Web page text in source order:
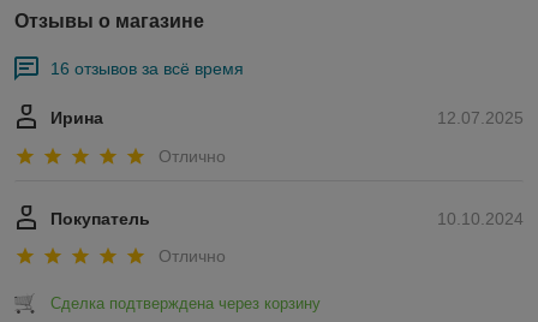
Отзывы о магазине
16 отзывов за всё время
12.07.2025
Ирина
Отлично
10.10.2024
Покупатель
Отлично
Сделка подтверждена через корзину